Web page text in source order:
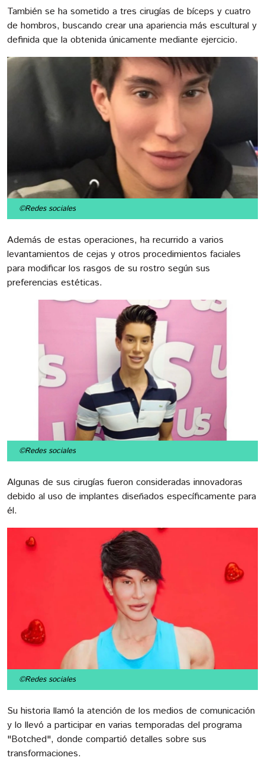
También se ha sometido a tres cirugías de bíceps y cuatro
de hombros, buscando crear una apariencia más escultural y
definida que la obtenida únicamente mediante ejercicio.
©Redes sociales
Además de estas operaciones, ha recurrido a varios
levantamientos de cejas y otros procedimientos faciales
para modificar los rasgos de su rostro según sus
preferencias estéticas.
©Redes sociales
Algunas de sus cirugías fueron consideradas innovadoras
debido al uso de implantes diseñados específicamente para
él.
©Redes sociales
Su historia llamó la atención de los medios de comunicación
y lo llevó a participar en varias temporadas del programa
"Botched", donde compartió detalles sobre sus
transformaciones.